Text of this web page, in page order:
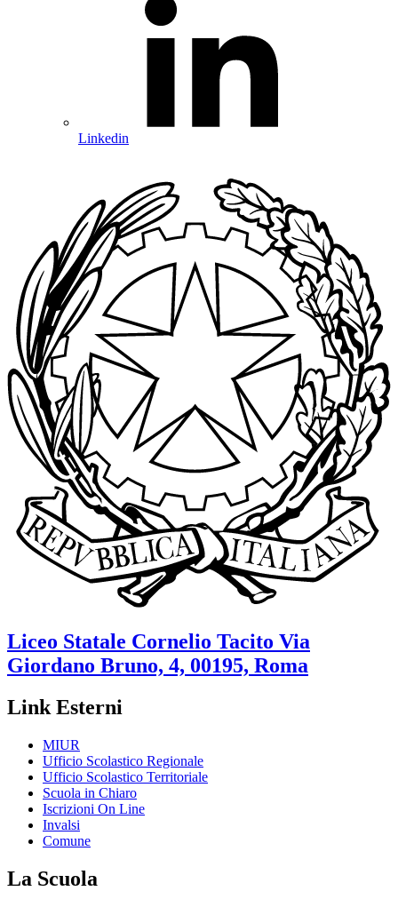
Linkedin
Liceo Statale Cornelio Tacito Via
Giordano Bruno, 4, 00195, Roma
Link Esterni
MIUR
Ufficio Scolastico Regionale
Ufficio Scolastico Territoriale
Scuola in Chiaro
Iscrizioni On Line
Invalsi
Comune
La Scuola